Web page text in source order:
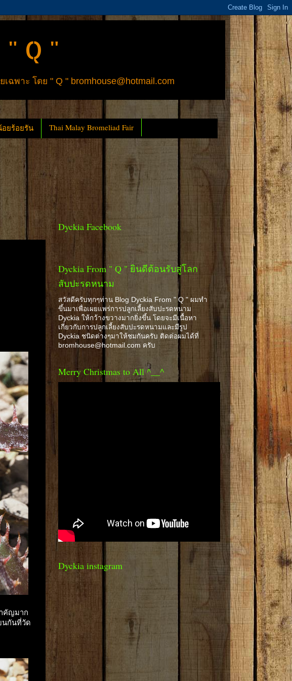
Q "
พาะ โดย " Q " bromhouse@hotmail.com
อยร้อยรัน Thai Malay Bromeliad Fair
คัญมาก
นกันที่วัด
Dyckia Facebook
Dyckia From " Q " ยินดีต้อนรับสู่โลก
สับปะรดหนาม
สวัสดีครับทุกๆท่าน Blog Dyckia From " Q " ผมทำ
ขึ้นมาเพื่อเผยแพร่การปลูกเลี้ยงสับปะรดหนาม
Dyckia ให้กว้างขวางมากยิ่งขึ้น โดยจะมีเนื้อหา
เกี่ยวกับการปลูกเลี้ยงสับปะรดหนามและมีรูป
Dyckia ชนิดต่างๆมาให้ชมกันครับ ติดต่อผมได้ที่
bromhouse@hotmail.com ครับ
Merry Christmas to All ^__^
Dyckia instagram